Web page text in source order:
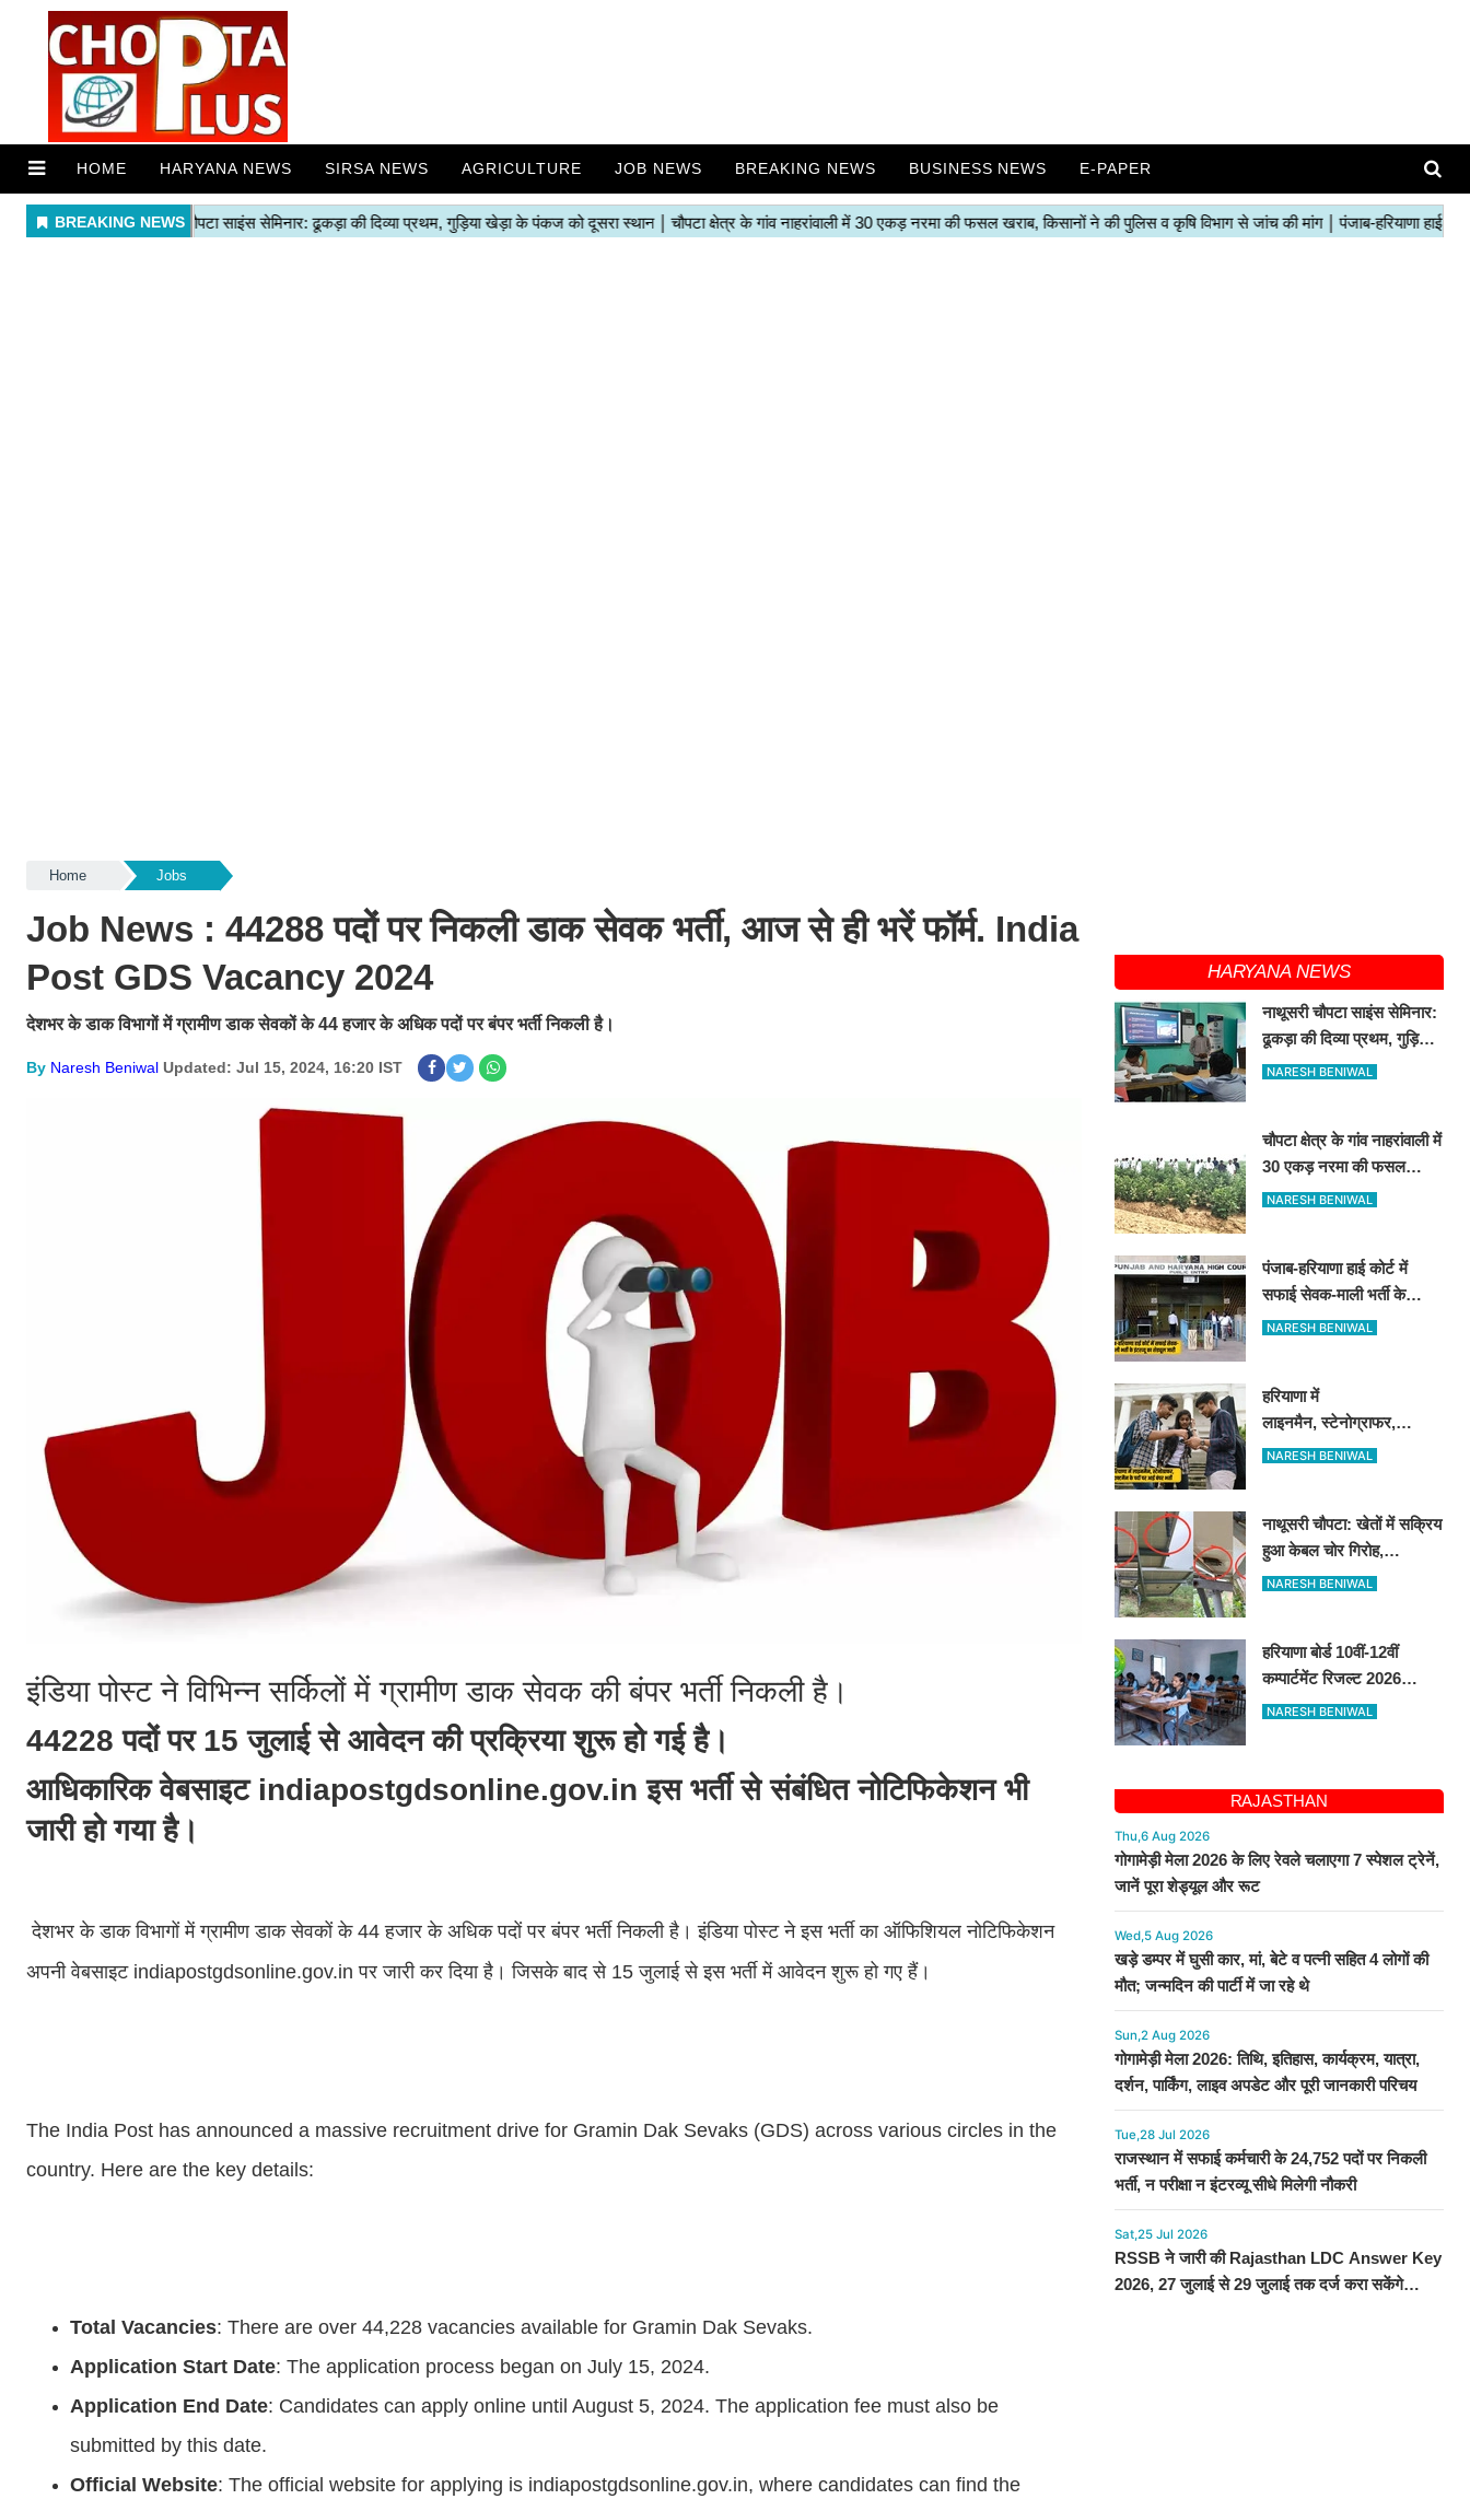
HOME HARYANA NEWS SIRSA NEWS AGRICULTURE JOB NEWS BREAKING NEWS BUSINESS NEWS E-PAPER
Home Jobs
Job News : 44288 पदों पर निकली डाक सेवक भर्ती, आज से ही भरें फॉर्म. India
Post GDS Vacancy 2024
देशभर के डाक विभागों में ग्रामीण डाक सेवकों के 44 हजार के अधिक पदों पर बंपर भर्ती निकली है।
By Naresh Beniwal Updated: Jul 15, 2024, 16:20 IST
इंडिया पोस्ट ने विभिन्न सर्किलों में ग्रामीण डाक सेवक की बंपर भर्ती निकली है।
44228 पदों पर 15 जुलाई से आवेदन की प्रक्रिया शुरू हो गई है।
आधिकारिक वेबसाइट indiapostgdsonline.gov.in इस भर्ती से संबंधित नोटिफिकेशन भी
जारी हो गया है।
देशभर के डाक विभागों में ग्रामीण डाक सेवकों के 44 हजार के अधिक पदों पर बंपर भर्ती निकली है। इंडिया पोस्ट ने इस भर्ती का ऑफिशियल नोटिफिकेशन
अपनी वेबसाइट indiapostgdsonline.gov.in पर जारी कर दिया है। जिसके बाद से 15 जुलाई से इस भर्ती में आवेदन शुरू हो गए हैं।
The India Post has announced a massive recruitment drive for Gramin Dak Sevaks (GDS) across various circles in the
country. Here are the key details:
Total Vacancies: There are over 44,228 vacancies available for Gramin Dak Sevaks.
Application Start Date: The application process began on July 15, 2024.
Application End Date: Candidates can apply online until August 5, 2024. The application fee must also be
submitted by this date.
Official Website: The official website for applying is indiapostgdsonline.gov.in, where candidates can find the
HARYANA NEWS
नाथूसरी चौपटा साइंस सेमिनार:
ढूकड़ा की दिव्या प्रथम, गुड़िया
खेड़ा के पंकज को दूसरा स्थान
NARESH BENIWAL
चौपटा क्षेत्र के गांव नाहरांवाली में
30 एकड़ नरमा की फसल
खराब, किसानों ने की पुलिस व
NARESH BENIWAL
पंजाब-हरियाणा हाई कोर्ट में
सफाई सेवक-माली भर्ती के
इंटरव्यू का शेड्यूल जारी
NARESH BENIWAL
हरियाणा में
लाइनमैन, स्टेनोग्राफर,
ड्राफ्टमैन के पदों पर आई बंपर
NARESH BENIWAL
नाथूसरी चौपटा: खेतों में सक्रिय
हुआ केबल चोर गिरोह,
गुसाईआना में 4 सोलर पैनल
NARESH BENIWAL
हरियाणा बोर्ड 10वीं-12वीं
कम्पार्टमेंट रिजल्ट 2026
जारी, bseh.org.in से करें
NARESH BENIWAL
RAJASTHAN
Thu,6 Aug 2026
गोगामेड़ी मेला 2026 के लिए रेवले चलाएगा 7 स्पेशल ट्रेनें,
जानें पूरा शेड्यूल और रूट
Wed,5 Aug 2026
खड़े डम्पर में घुसी कार, मां, बेटे व पत्नी सहित 4 लोगों की
मौत; जन्मदिन की पार्टी में जा रहे थे
Sun,2 Aug 2026
गोगामेड़ी मेला 2026: तिथि, इतिहास, कार्यक्रम, यात्रा,
दर्शन, पार्किंग, लाइव अपडेट और पूरी जानकारी परिचय
Tue,28 Jul 2026
राजस्थान में सफाई कर्मचारी के 24,752 पदों पर निकली
भर्ती, न परीक्षा न इंटरव्यू सीधे मिलेगी नौकरी
Sat,25 Jul 2026
RSSB ने जारी की Rajasthan LDC Answer Key
2026, 27 जुलाई से 29 जुलाई तक दर्ज करा सकेंगे